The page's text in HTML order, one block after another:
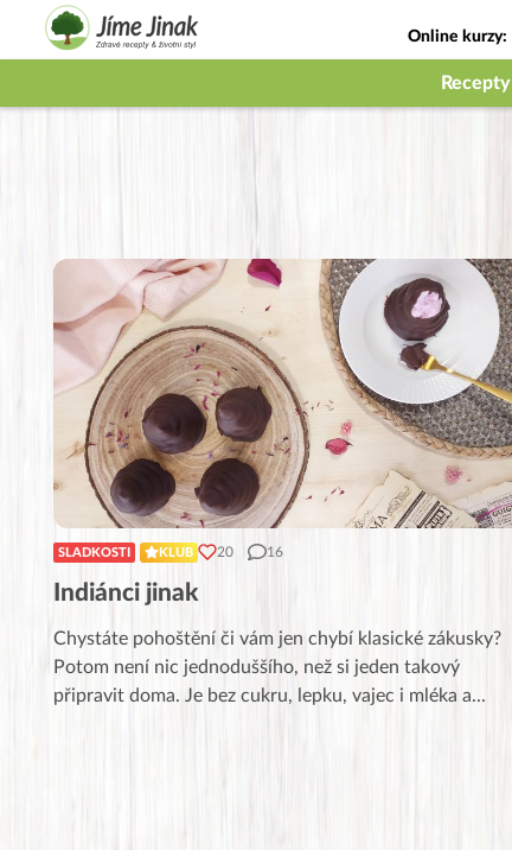
Online kurzy:
Jak na babičky
Recepty
SLADKOSTI KLUB 20 16
Indiánci jinak
Chystáte pohoštění či vám jen chybí klasické zákusky?
Potom není nic jednoduššího, než si jeden takový
připravit doma. Je bez cukru, lepku, vajec i mléka a...